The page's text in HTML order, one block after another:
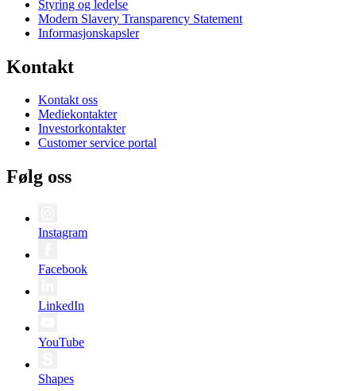
Styring og ledelse
Modern Slavery Transparency Statement
Informasjonskapsler
Kontakt
Kontakt oss
Mediekontakter
Investorkontakter
Customer service portal
Følg oss
Instagram
Facebook
LinkedIn
YouTube
Shapes